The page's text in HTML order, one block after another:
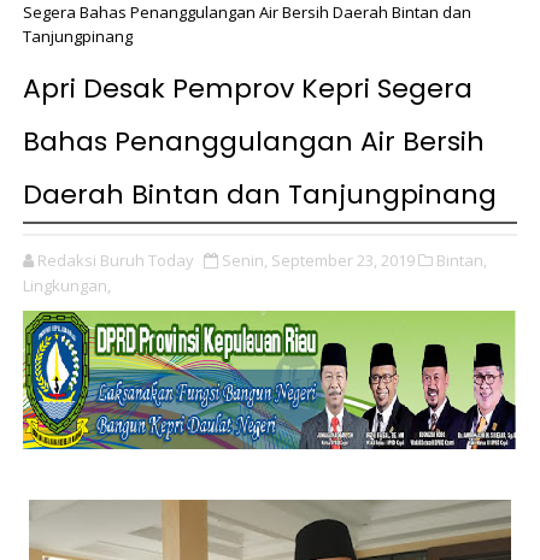
Segera Bahas Penanggulangan Air Bersih Daerah Bintan dan
Tanjungpinang
Apri Desak Pemprov Kepri Segera
Bahas Penanggulangan Air Bersih
Daerah Bintan dan Tanjungpinang
Redaksi Buruh Today Senin, September 23, 2019
Bintan,
Lingkungan,